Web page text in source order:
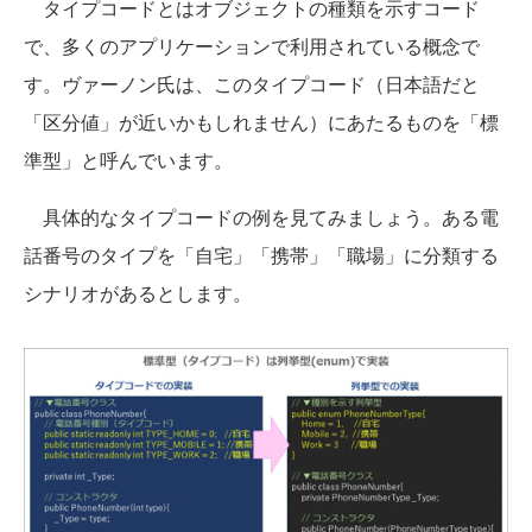
タイプコードとはオブジェクトの種類を示すコード
で、多くのアプリケーションで利用されている概念で
す。ヴァーノン氏は、このタイプコード（日本語だと
「区分値」が近いかもしれません）にあたるものを「標
準型」と呼んでいます。
具体的なタイプコードの例を見てみましょう。ある電
話番号のタイプを「自宅」「携帯」「職場」に分類する
シナリオがあるとします。